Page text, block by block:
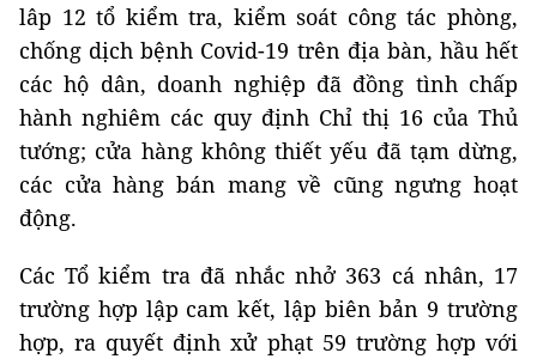
lâp 12 tổ kiểm tra, kiểm soát công tác phòng,
chống dịch bệnh Covid-19 trên địa bàn, hầu hết
các hộ dân, doanh nghiệp đã đồng tình chấp
hành nghiêm các quy định Chỉ thị 16 của Thủ
tướng; cửa hàng không thiết yếu đã tạm dừng,
các cửa hàng bán mang về cũng ngưng hoạt
động.
Các Tổ kiểm tra đã nhắc nhở 363 cá nhân, 17
trường hợp lập cam kết, lập biên bản 9 trường
hợp, ra quyết định xử phạt 59 trường hợp với